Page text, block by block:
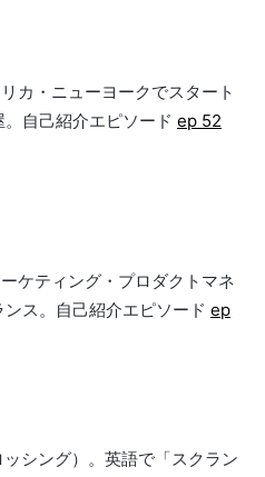
カ・ニューヨークでスタート
自己紹介エピソード ep 52
ケティング・プロダクトマネ
ス。自己紹介エピソード ep
シング）。英語で「スクラン